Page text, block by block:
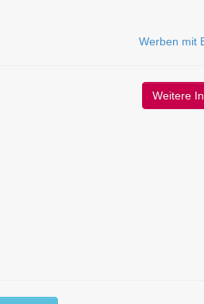
Werben mit
Weitere